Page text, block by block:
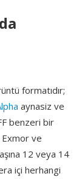
formatıdır;
aynasiz ve
benzeri bir
Exmor ve
12 veya 14
içi herhangi